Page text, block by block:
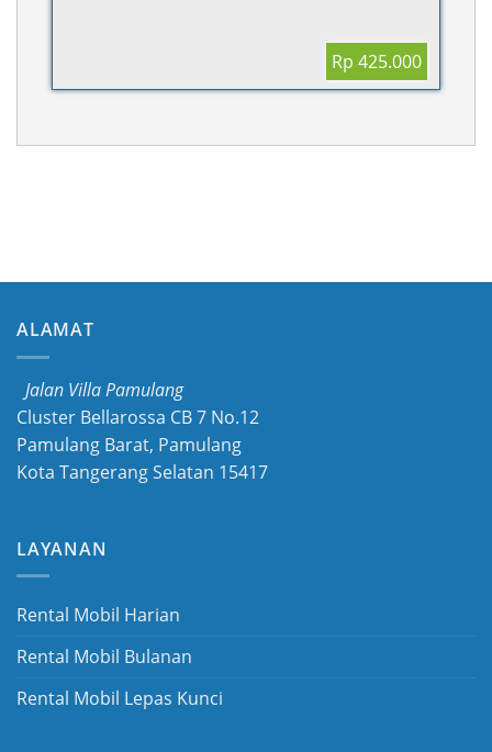
Rp 425.000
ALAMAT
Jalan Villa Pamulang
Cluster Bellarossa CB 7 No.12
Pamulang Barat, Pamulang
Kota Tangerang Selatan 15417
LAYANAN
Rental Mobil Harian
Rental Mobil Bulanan
Rental Mobil Lepas Kunci